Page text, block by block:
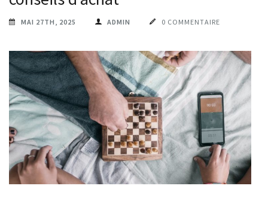
MAI 27TH, 2025 ADMIN 0 COMMENTAIRE